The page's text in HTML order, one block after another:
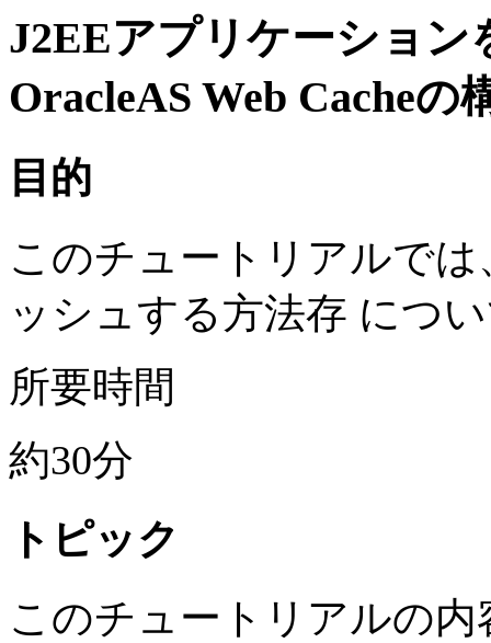
J2EEアプリケーショ
OracleAS Web Cacheの
目的
このチュートリアルで
ッシュする方法存 につ
所要時間
約30分
トピック
このチュートリアルの